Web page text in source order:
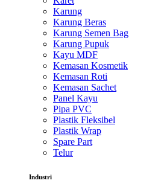
Karung
Karung Beras
Karung Semen Bag
Karung Pupuk
Kayu MDF
Kemasan Kosmetik
Kemasan Roti
Kemasan Sachet
Panel Kayu
Pipa PVC
Plastik Fleksibel
Plastik Wrap
Spare Part
Telur
Industri